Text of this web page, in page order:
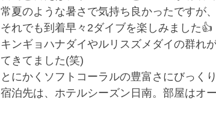
常夏のような暑さで気持ち良かったですが
それでも到着早々2ダイブを楽しみました👍
キンギョハナダイやルリスズメダイの群れ
てきてました(笑)
とにかくソフトコーラルの豊富さにびっくり
宿泊先は、ホテルシーズン日南。部屋はオ